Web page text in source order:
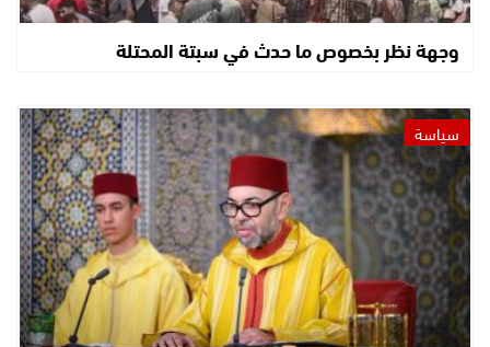
وجهة نظر بخصوص ما حدث في سبتة المحتلة
سياسة